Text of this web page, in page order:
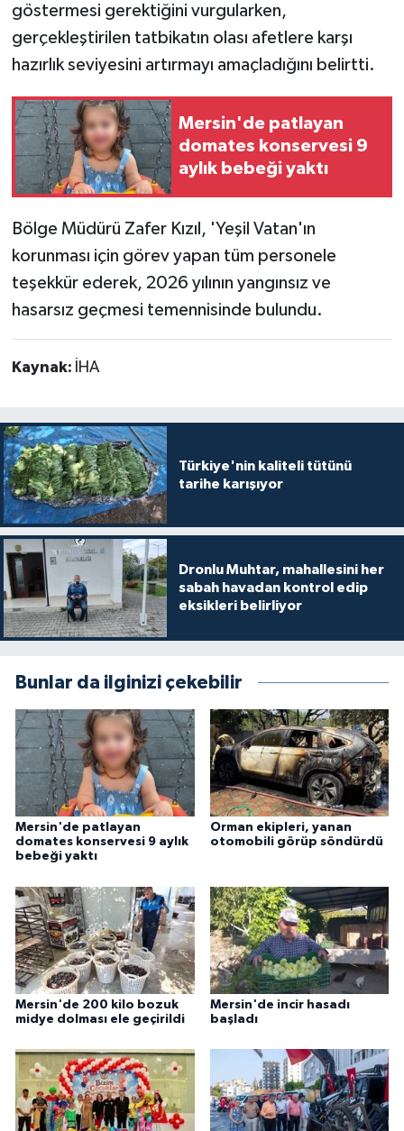
göstermesi gerektiğini vurgularken,
gerçekleştirilen tatbikatın olası afetlere karşı
hazırlık seviyesini artırmayı amaçladığını belirtti.
Mersin'de patlayan
domates konservesi 9
aylık bebeği yaktı
Bölge Müdürü Zafer Kızıl, 'Yeşil Vatan'ın
korunması için görev yapan tüm personele
teşekkür ederek, 2026 yılının yangınsız ve
hasarsız geçmesi temennisinde bulundu.
Kaynak: İHA
Türkiye'nin kaliteli tütünü
tarihe karışıyor
Dronlu Muhtar, mahallesini her
sabah havadan kontrol edip
eksikleri belirliyor
Bunlar da ilginizi çekebilir
Mersin'de patlayan
domates konservesi 9 aylık
bebeği yaktı
Orman ekipleri, yanan
otomobili görüp söndürdü
Mersin'de 200 kilo bozuk
midye dolması ele geçirildi
Mersin'de incir hasadı
başladı